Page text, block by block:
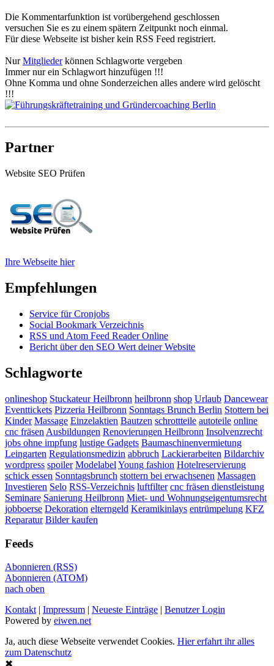
Die Kommentarfunktion ist vorübergehend geschlossen
versuchen Sie es zu einem spätern Zeitpunkt noch einmal.
Für diese Webseite ist bisher kein RSS Feed registriert.
NurMitgliederkönnen Schlagworte vergeben
Immer nur ein Schlagwort hinzufügen !!!
Ohne Komma und ohne Sonderzeichen alles andere wird gelöscht
!!!
Partner
Website SEO Prüfen
Ihre Webseite hier
Empfehlungen
Service für Cronjobs
Social Bookmark Verzeichnis
RSS und Atom Feed Reader Online
Bericht über den SEO Wert deiner Website
Schlagworte
onlineshop Stuckateur Heilbronn heilbronn shop Urlaub Dancewear
Eventtickets Pizzeria Heilbronn Sonntags Brunch Berlin Stottern bei
Kinder Massage Einzelaktien Bautzen schrottteile autoteile online
cnc fräsen Ausbildungen Renovierungen Heilbronn Insolvenzrecht
jobs ohne impfung lustige Gadgets Baumaschinenvermietung
Leingarten Regulationsmedizin abbruch Lackierarbeiten Bildarchiv
wordpress spoiler Modelabel Young fashion Hotelreservierung
schick essen Sonntagsbrunch stottern bei erwachsenen Massagen
Investieren Selo RSS-Verzeichnis luftfilter cnc fräsen dienstleistung
Seminare Sanierung Heilbronn Miet- und Wohnungseigentumsrecht
jobboerse Dekoration elterngeld Keramikinlays entrümpelung KFZ
Reparatur Bilder kaufen
Feeds
Abonnieren (RSS)
Abonnieren (ATOM)
nach oben
Kontakt | Impressum | Neueste Einträge | Benutzer Login
Powered by eiwen.net
Ja, auch diese Webseite verwendet Cookies. Hier erfahrt ihr alles
zum Datenschutz